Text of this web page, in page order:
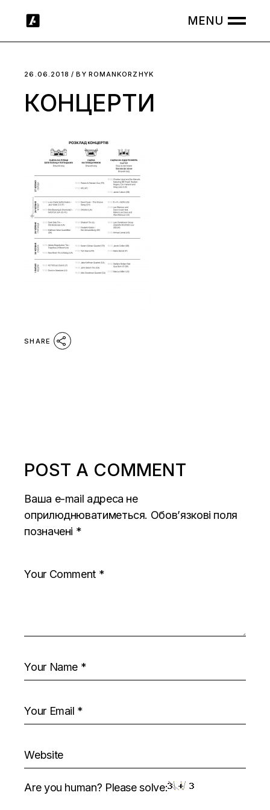
26.06.2018 BY ROMANKORZHYK
КОНЦЕРТИ
SHARE
POST A COMMENT
Ваша e-mail адреса не
оприлюднюватиметься. Обов’язкові поля
позначені *
Are you human? Please solve: